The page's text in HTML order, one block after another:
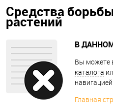
Средства
растений
В
Вы можете
каталога
Главная